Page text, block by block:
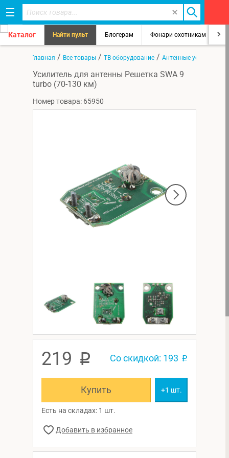
Каталог Найти пульт Блогерам Фонари охотникам
Главная / Все товары / ТВ оборудование / Антенные усилители
Усилитель для антенны Решетка SWA 9
turbo (70-130 км)
Номер товара: 65950
219 p Со скидкой: 193 p
Купить +1 шт.
Есть на складах: 1 шт.